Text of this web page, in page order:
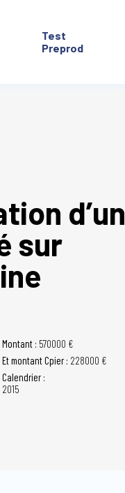
Test
Preprod
d’un
sur
Montant : 570000 €
Et montant Cpier : 228000 €
Calendrier :
2015